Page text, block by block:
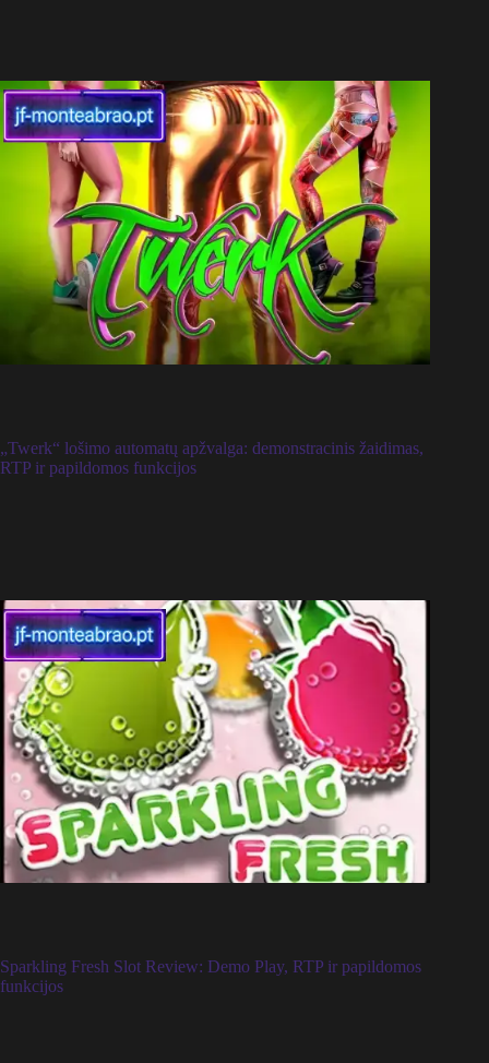
„Twerk“ lošimo automatų apžvalga: demonstracinis žaidimas,
RTP ir papildomos funkcijos
Sparkling Fresh Slot Review: Demo Play, RTP ir papildomos
funkcijos